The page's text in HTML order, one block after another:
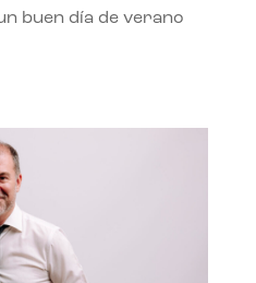
buen día de verano